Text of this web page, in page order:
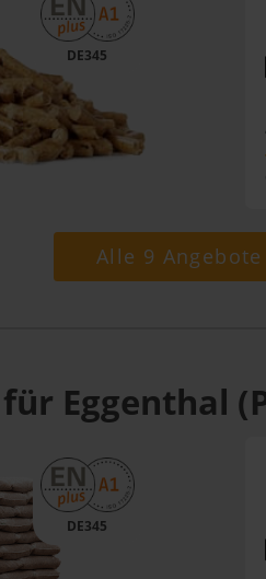
DE345
Alle 9
Eggenthal
DE345